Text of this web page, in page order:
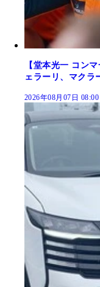
【堂本光一 コン
ェラーリ、マクラ
2026年08月07日 08:00